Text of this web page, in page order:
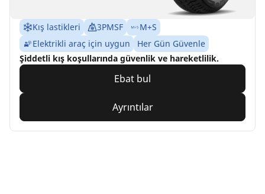
Kış lastikleri 3PMSF
M+S
Elektrikli araç için uygun
Her Gün Güvenle
Şiddetli kış koşullarında güvenlik ve hareketlilik.
Ebat bul
Ayrıntılar